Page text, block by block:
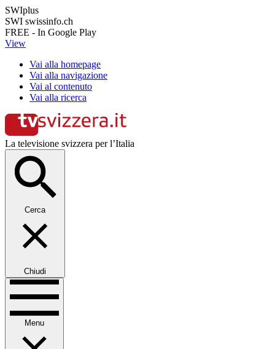
SWIplus
SWI swissinfo.ch
FREE - In Google Play
View
Vai alla homepage
Vai alla navigazione
Vai al contenuto
Vai alla ricerca
La televisione svizzera per l’Italia
Cerca
Chiudi
Menu